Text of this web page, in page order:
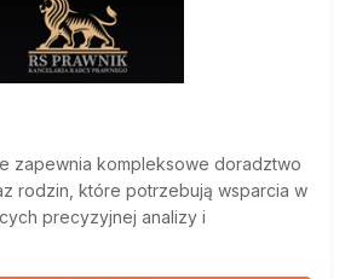
zapewnia kompleksowe doradztwo
rodzin, które potrzebują wsparcia w
precyzyjnej analizy i